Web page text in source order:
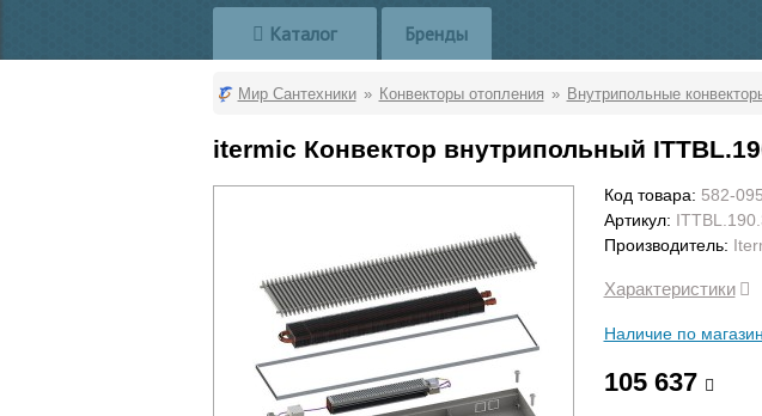
Каталог Бренды
Мир Сантехники Конвекторы отопления Внутрипольные
itermic Конвектор внутрипольный
Код товара: 582-095
Артикул:
Производитель:
Характеристики
Наличие по
105 637